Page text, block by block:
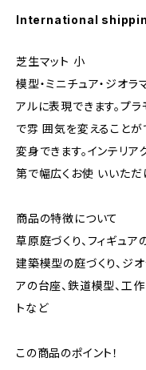
International
芝生マット 小
模型・ミニチュア・ジオ
アルに表現できます。プ
で雰 囲気を変えることが
変身できます。インテリア
第で幅広くお使 いいただ
商品の特徴について
草原庭づくり、フィギュア
建築模型の庭づくり、ジオ
アの台座、鉄道模型、工作
トなど
この商品のポイント！